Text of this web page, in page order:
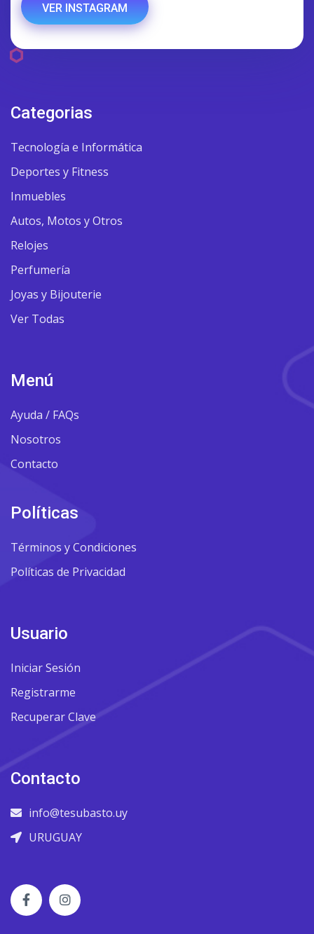
VER INSTAGRAM
Categorias
Tecnología e Informática
Deportes y Fitness
Inmuebles
Autos, Motos y Otros
Relojes
Perfumería
Joyas y Bijouterie
Ver Todas
Menú
Ayuda / FAQs
Nosotros
Contacto
Políticas
Términos y Condiciones
Políticas de Privacidad
Usuario
Iniciar Sesión
Registrarme
Recuperar Clave
Contacto
info@tesubasto.uy
URUGUAY